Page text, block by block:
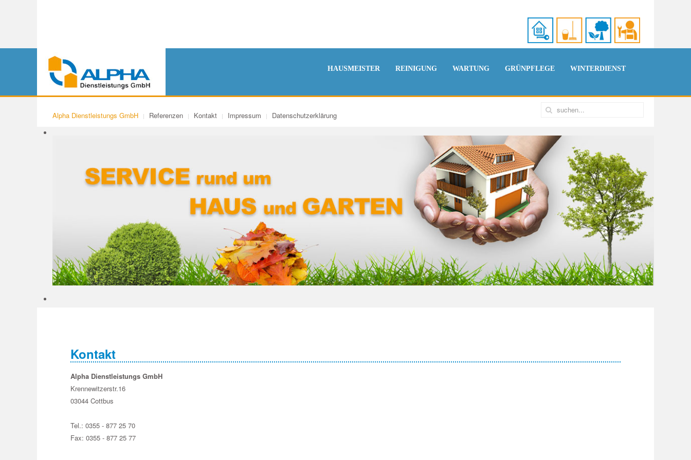
HAUSMEISTER REINIGUNG WARTUNG GRÜNPFLEGE WINTERDIENST
Alpha Dienstleistungs GmbH Referenzen Kontakt Impressum Datenschutzerklärung
Kontakt
Alpha Dienstleistungs GmbH
Krennewitzerstr.16
03044 Cottbus
Tel.: 0355 - 877 25 70
Fax: 0355 - 877 25 77